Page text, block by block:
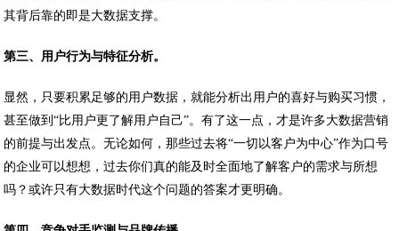
其背后靠的即是大数据支撑。
第三、用户行为与特征分析。
显然，只要积累足够的用户数据，就能分析出用户的喜好与购买习惯，
甚至做到“比用户更了解用户自己”。有了这一点，才是许多大数据营销
的前提与出发点。无论如何，那些过去将“一切以客户为中心”作为口号
的企业可以想想，过去你们真的能及时全面地了解客户的需求与所想
吗？或许只有大数据时代这个问题的答案才更明确。